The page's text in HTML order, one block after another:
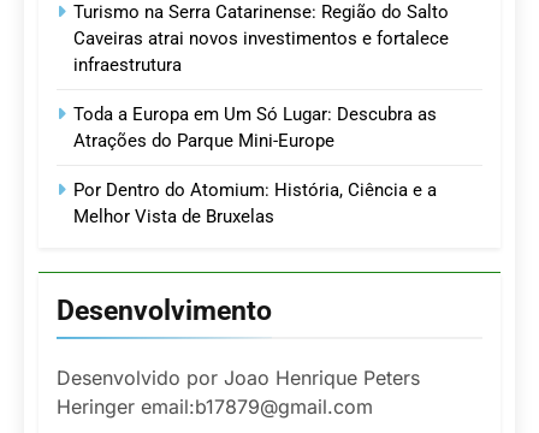
Turismo na Serra Catarinense: Região do Salto
Caveiras atrai novos investimentos e fortalece
infraestrutura
Toda a Europa em Um Só Lugar: Descubra as
Atrações do Parque Mini-Europe
Por Dentro do Atomium: História, Ciência e a
Melhor Vista de Bruxelas
Desenvolvimento
Desenvolvido por Joao Henrique Peters
Heringer email:b17879@gmail.com